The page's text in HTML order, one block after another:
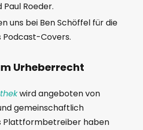
Roeder.
uns bei Ben Schöffel für die
Covers.
Urheberrecht
wird angeboten von
gemeinschaftlich
Plattformbetreiber haben